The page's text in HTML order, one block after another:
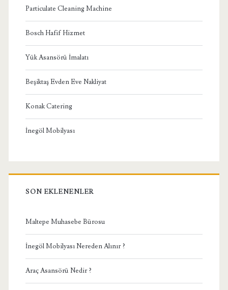
Particulate Cleaning Machine
Bosch Hafif Hizmet
Yük Asansörü İmalatı
Beşiktaş Evden Eve Nakliyat
Konak Catering
İnegöl Mobilyası
SON EKLENENLER
Maltepe Muhasebe Bürosu
İnegöl Mobilyası Nereden Alınır ?
Araç Asansörü Nedir ?